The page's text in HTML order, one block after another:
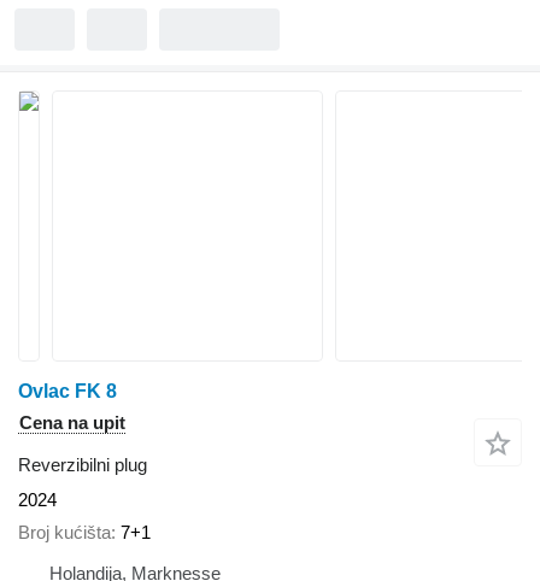
Ovlac FK 8
Cena na upit
Reverzibilni plug
2024
Broj kućišta 7+1
Holandija, Marknesse